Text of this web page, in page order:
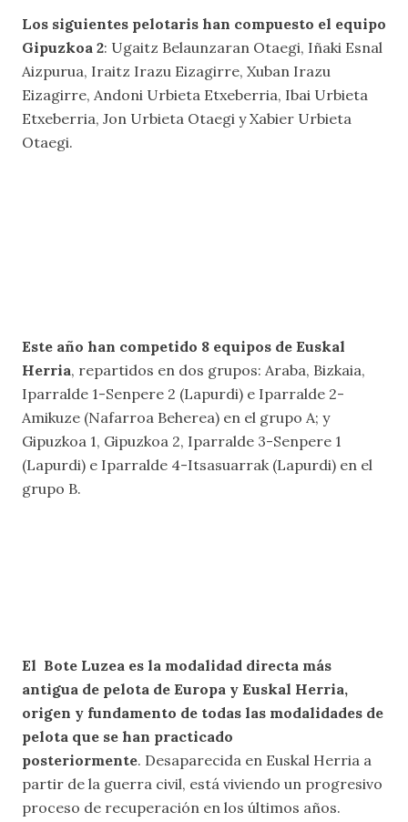
Los siguientes pelotaris han compuesto el equipo
Gipuzkoa 2: Ugaitz Belaunzaran Otaegi, Iñaki Esnal
Aizpurua, Iraitz Irazu Eizagirre, Xuban Irazu
Eizagirre, Andoni Urbieta Etxeberria, Ibai Urbieta
Etxeberria, Jon Urbieta Otaegi y Xabier Urbieta
Otaegi.
Este año han competido 8 equipos de Euskal
Herria, repartidos en dos grupos: Araba, Bizkaia,
Iparralde 1-Senpere 2 (Lapurdi) e Iparralde 2-
Amikuze (Nafarroa Beherea) en el grupo A; y
Gipuzkoa 1, Gipuzkoa 2, Iparralde 3-Senpere 1
(Lapurdi) e Iparralde 4-Itsasuarrak (Lapurdi) en el
grupo B.
El Bote Luzea es la modalidad directa más
antigua de pelota de Europa y Euskal Herria,
origen y fundamento de todas las modalidades de
pelota que se han practicado
posteriormente. Desaparecida en Euskal Herria a
partir de la guerra civil, está viviendo un progresivo
proceso de recuperación en los últimos años.